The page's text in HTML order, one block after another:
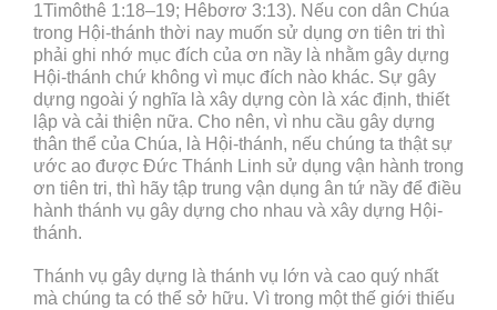
1Timôthê 1:18–19; Hêbơrơ 3:13). Nếu con dân Chúa
trong Hội-thánh thời nay muốn sử dụng ơn tiên tri thì
phải ghi nhớ mục đích của ơn nầy là nhằm gây dựng
Hội-thánh chứ không vì mục đích nào khác. Sự gây
dựng ngoài ý nghĩa là xây dựng còn là xác định, thiết
lập và cải thiện nữa. Cho nên, vì nhu cầu gây dựng
thân thể của Chúa, là Hội-thánh, nếu chúng ta thật sự
ước ao được Đức Thánh Linh sử dụng vận hành trong
ơn tiên tri, thì hãy tập trung vận dụng ân tứ nầy để điều
hành thánh vụ gây dựng cho nhau và xây dựng Hội-
thánh.
Thánh vụ gây dựng là thánh vụ lớn và cao quý nhất
mà chúng ta có thể sở hữu. Vì trong một thế giới thiếu